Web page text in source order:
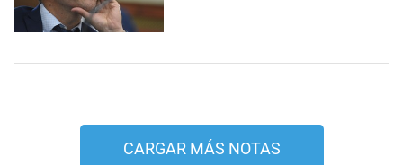
CARGAR MÁS NOTAS